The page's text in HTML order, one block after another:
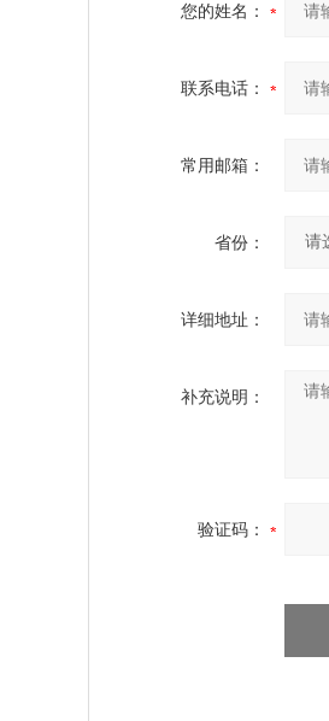
您的姓名：
联系电话：
常用邮箱：
省份：
详细地址：
补充说明：
验证码：